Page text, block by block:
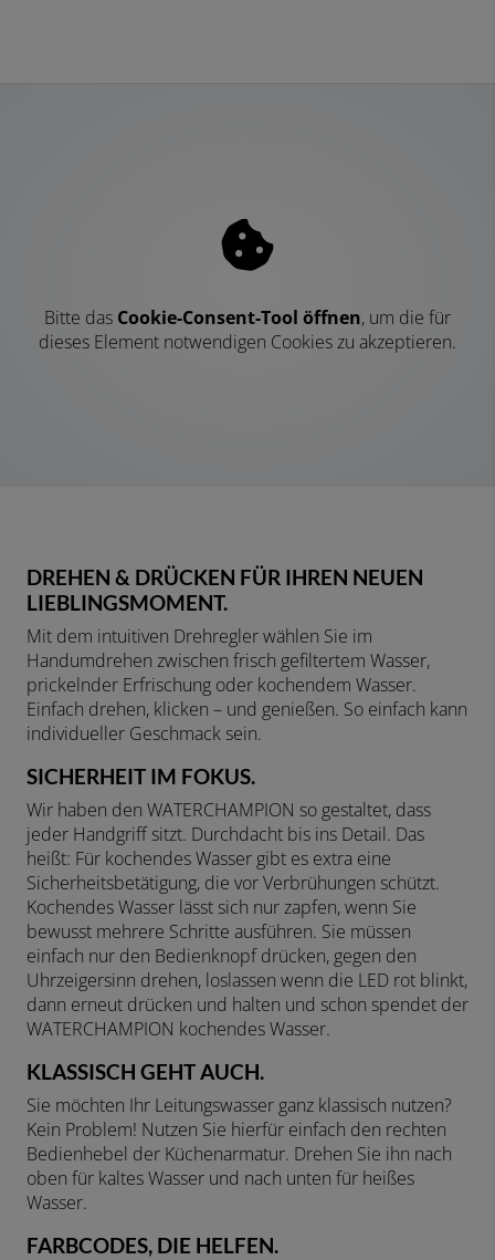
Bitte das Cookie-Consent-Tool öffnen, um die für
dieses Element notwendigen Cookies zu akzeptieren.
DREHEN & DRÜCKEN FÜR IHREN NEUEN
LIEBLINGSMOMENT.
Mit dem intuitiven Drehregler wählen Sie im
Handumdrehen zwischen frisch gefiltertem Wasser,
prickelnder Erfrischung oder kochendem Wasser.
Einfach drehen, klicken – und genießen. So einfach kann
individueller Geschmack sein.
SICHERHEIT IM FOKUS.
Wir haben den WATERCHAMPION so gestaltet, dass
jeder Handgriff sitzt. Durchdacht bis ins Detail. Das
heißt: Für kochendes Wasser gibt es extra eine
Sicherheitsbetätigung, die vor Verbrühungen schützt.
Kochendes Wasser lässt sich nur zapfen, wenn Sie
bewusst mehrere Schritte ausführen. Sie müssen
einfach nur den Bedienknopf drücken, gegen den
Uhrzeigersinn drehen, loslassen wenn die LED rot blinkt,
dann erneut drücken und halten und schon spendet der
WATERCHAMPION kochendes Wasser.
KLASSISCH GEHT AUCH.
Sie möchten Ihr Leitungswasser ganz klassisch nutzen?
Kein Problem! Nutzen Sie hierfür einfach den rechten
Bedienhebel der Küchenarmatur. Drehen Sie ihn nach
oben für kaltes Wasser und nach unten für heißes
Wasser.
FARBCODES, DIE HELFEN.